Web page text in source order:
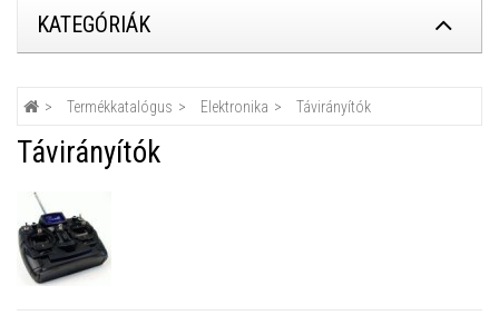
KATEGÓRIÁK
Termékkatalógus Elektronika Távirányítók
Távirányítók